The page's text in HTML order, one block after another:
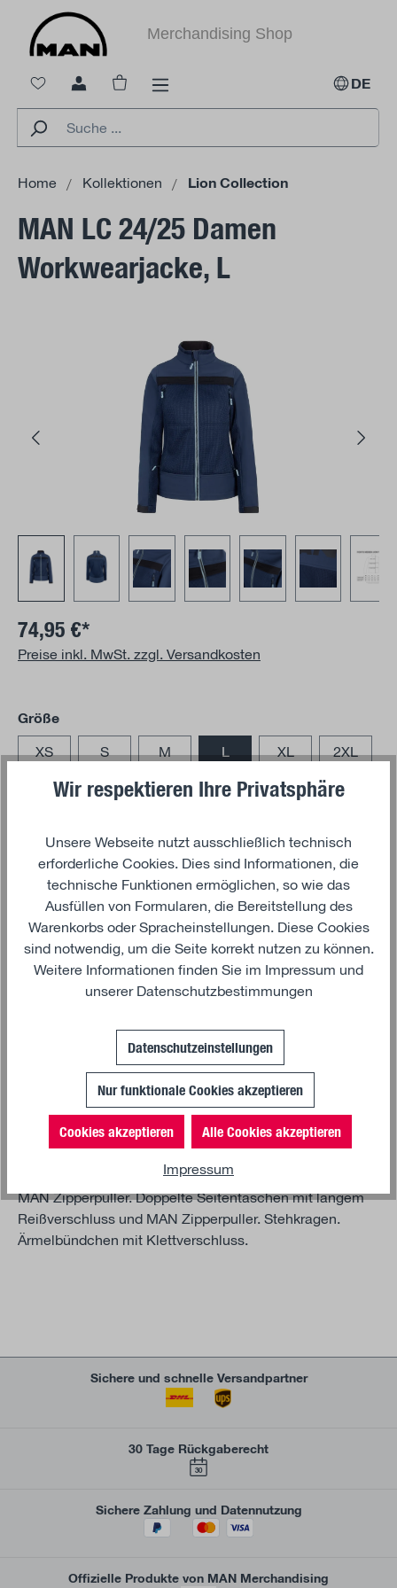
springen
Merchandising Shop
DE
Warenkorb enthält 0 Positionen. Der
Home Kollektionen Lion Collection
MAN LC 24/25 Damen
Workwearjacke, L
Bildergalerie überspringen
74,95 €*
Preise inkl. MwSt. zzgl. Versandkosten
Größeauswählen
XS S M L XL 2XL
Produkt Anzahl: Gib den gewünschten
In den Warenkorb
Beschreibung
Material: 94% Polyester und 6% Elasthan,
Kontrastmaterial 100% Polyester Farbe: Navy MAN Logo
auf der linken Brust. Schwarz reflektierender MAN
Logoprint auf der Rückenpasse. MAN Rubberpatch am
linken Ärmel. MAN Lion Collection Transferdruck innen
im Nackenbereich. Einsätze in Kontrastmaterial am
Vorder- und Rückenteil. Durchgehender
Frontreißverschluss in Kontrastfarbe mit Kinnschutz und
MAN Zipperpuller. Doppelte Seitentaschen mit langem
Reißverschluss und MAN Zipperpuller. Stehkragen.
Ärmelbündchen mit Klettverschluss.
Sichere und schnelle Versandpartner
30 Tage Rückgaberecht
30
Sichere Zahlung und Datennutzung
Offizielle Produkte von MAN Merchandising
Wir respektieren Ihre Privatsphäre
Unsere Webseite nutzt ausschließlich technisch
erforderliche Cookies. Dies sind Informationen, die
technische Funktionen ermöglichen, so wie das
Ausfüllen von Formularen, die Bereitstellung des
Warenkorbs oder Spracheinstellungen. Diese Cookies
sind notwendig, um die Seite korrekt nutzen zu können.
Weitere Informationen finden Sie im Impressum und
unsererDatenschutzbestimmungen
Datenschutzeinstellungen
Nur funktionale Cookies akzeptieren
Cookies akzeptieren Alle Cookies akzeptieren
Impressum